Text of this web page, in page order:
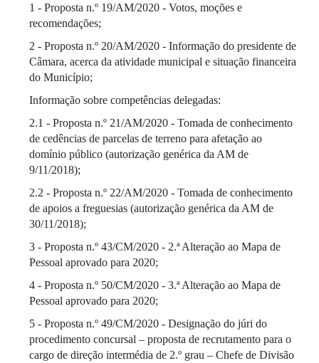
1 - Proposta n.º 19/AM/2020 - Votos, moções e
recomendações;
2 - Proposta n.º 20/AM/2020 - Informação do presidente de
Câmara, acerca da atividade municipal e situação financeira
do Município;
Informação sobre competências delegadas:
2.1 - Proposta n.º 21/AM/2020 - Tomada de conhecimento
de cedências de parcelas de terreno para afetação ao
domínio público (autorização genérica da AM de
9/11/2018);
2.2 - Proposta n.º 22/AM/2020 - Tomada de conhecimento
de apoios a freguesias (autorização genérica da AM de
30/11/2018);
3 - Proposta n.º 43/CM/2020 - 2.ª Alteração ao Mapa de
Pessoal aprovado para 2020;
4 - Proposta n.º 50/CM/2020 - 3.ª Alteração ao Mapa de
Pessoal aprovado para 2020;
5 - Proposta n.º 49/CM/2020 - Designação do júri do
procedimento concursal – proposta de recrutamento para o
cargo de direção intermédia de 2.º grau – Chefe de Divisão